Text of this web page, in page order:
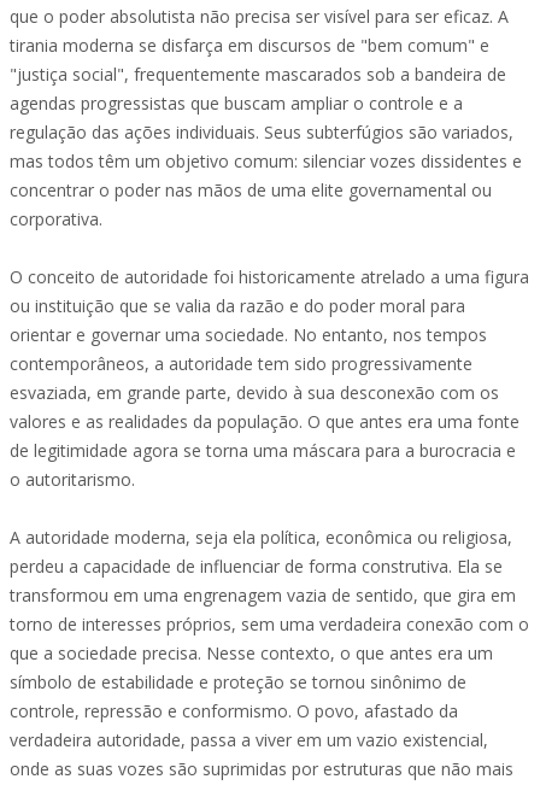
que o poder absolutista não precisa ser visível para ser eficaz. A
tirania moderna se disfarça em discursos de "bem comum" e
"justiça social", frequentemente mascarados sob a bandeira de
agendas progressistas que buscam ampliar o controle e a
regulação das ações individuais. Seus subterfúgios são variados,
mas todos têm um objetivo comum: silenciar vozes dissidentes e
concentrar o poder nas mãos de uma elite governamental ou
corporativa.
O conceito de autoridade foi historicamente atrelado a uma figura
ou instituição que se valia da razão e do poder moral para
orientar e governar uma sociedade. No entanto, nos tempos
contemporâneos, a autoridade tem sido progressivamente
esvaziada, em grande parte, devido à sua desconexão com os
valores e as realidades da população. O que antes era uma fonte
de legitimidade agora se torna uma máscara para a burocracia e
o autoritarismo.
A autoridade moderna, seja ela política, econômica ou religiosa,
perdeu a capacidade de influenciar de forma construtiva. Ela se
transformou em uma engrenagem vazia de sentido, que gira em
torno de interesses próprios, sem uma verdadeira conexão com o
que a sociedade precisa. Nesse contexto, o que antes era um
símbolo de estabilidade e proteção se tornou sinônimo de
controle, repressão e conformismo. O povo, afastado da
verdadeira autoridade, passa a viver em um vazio existencial,
onde as suas vozes são suprimidas por estruturas que não mais